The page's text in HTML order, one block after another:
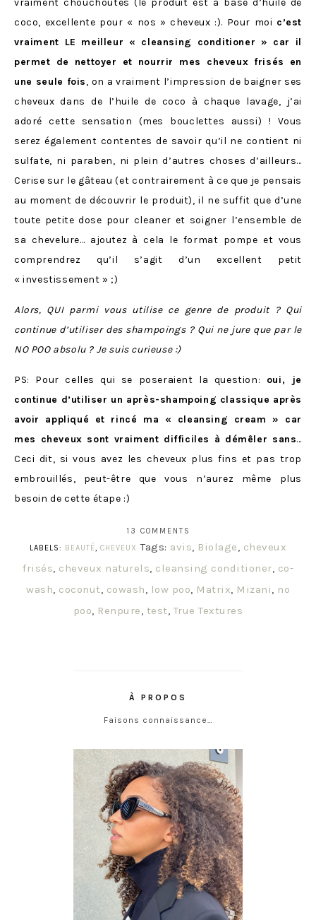
coco, excellente pour « nos » cheveux :). Pour moi c’est
vraiment LE meilleur « cleansing conditioner » car il
permet de nettoyer et nourrir mes cheveux frisés en
une seule fois, on a vraiment l’impression de baigner ses
cheveux dans de l’huile de coco à chaque lavage, j’ai
adoré cette sensation (mes bouclettes aussi) ! Vous
serez également contentes de savoir qu’il ne contient ni
sulfate, ni paraben, ni plein d’autres choses d’ailleurs…
Cerise sur le gâteau (et contrairement à ce que je pensais
au moment de découvrir le produit), il ne suffit que d’une
toute petite dose pour cleaner et soigner l’ensemble de
sa chevelure… ajoutez à cela le format pompe et vous
comprendrez qu’il s’agit d’un excellent petit
« investissement » ;)
Alors, QUI parmi vous utilise ce genre de produit ? Qui
continue d’utiliser des shampoings ? Qui ne jure que par le
NO POO absolu ? Je suis curieuse :)
PS: Pour celles qui se poseraient la question: oui, je
continue d’utiliser un après-shampoing classique après
avoir appliqué et rincé ma « cleansing cream » car
mes cheveux sont vraiment difficiles à démêler sans…
Ceci dit, si vous avez les cheveux plus fins et pas trop
embrouillés, peut-être que vous n’aurez même plus
besoin de cette étape :)
13 COMMENTS
LABELS: BEAUTÉ, CHEVEUX Tags: avis, Biolage, cheveux
frisés, cheveux naturels, cleansing conditioner, co-
wash, coconut, cowash, low poo, Matrix, Mizani, no
poo, Renpure, test, True Textures
À PROPOS
Faisons connaissance…